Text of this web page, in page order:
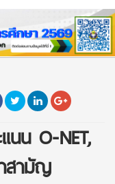
นน O-NET,
สามัญ